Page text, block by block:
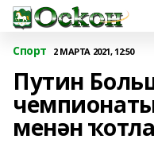
Спорт 2 МАРТА 2021, 12:50
Путин
менән